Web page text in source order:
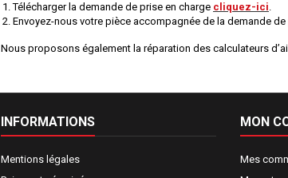
Télécharger la demande de prise en charge cliquez-ici.
Envoyez-nous votre pièce accompagnée de la demande
Nous proposons également la réparation des calculateurs
INFORMATIONS
Mentions légales
MON
Mes